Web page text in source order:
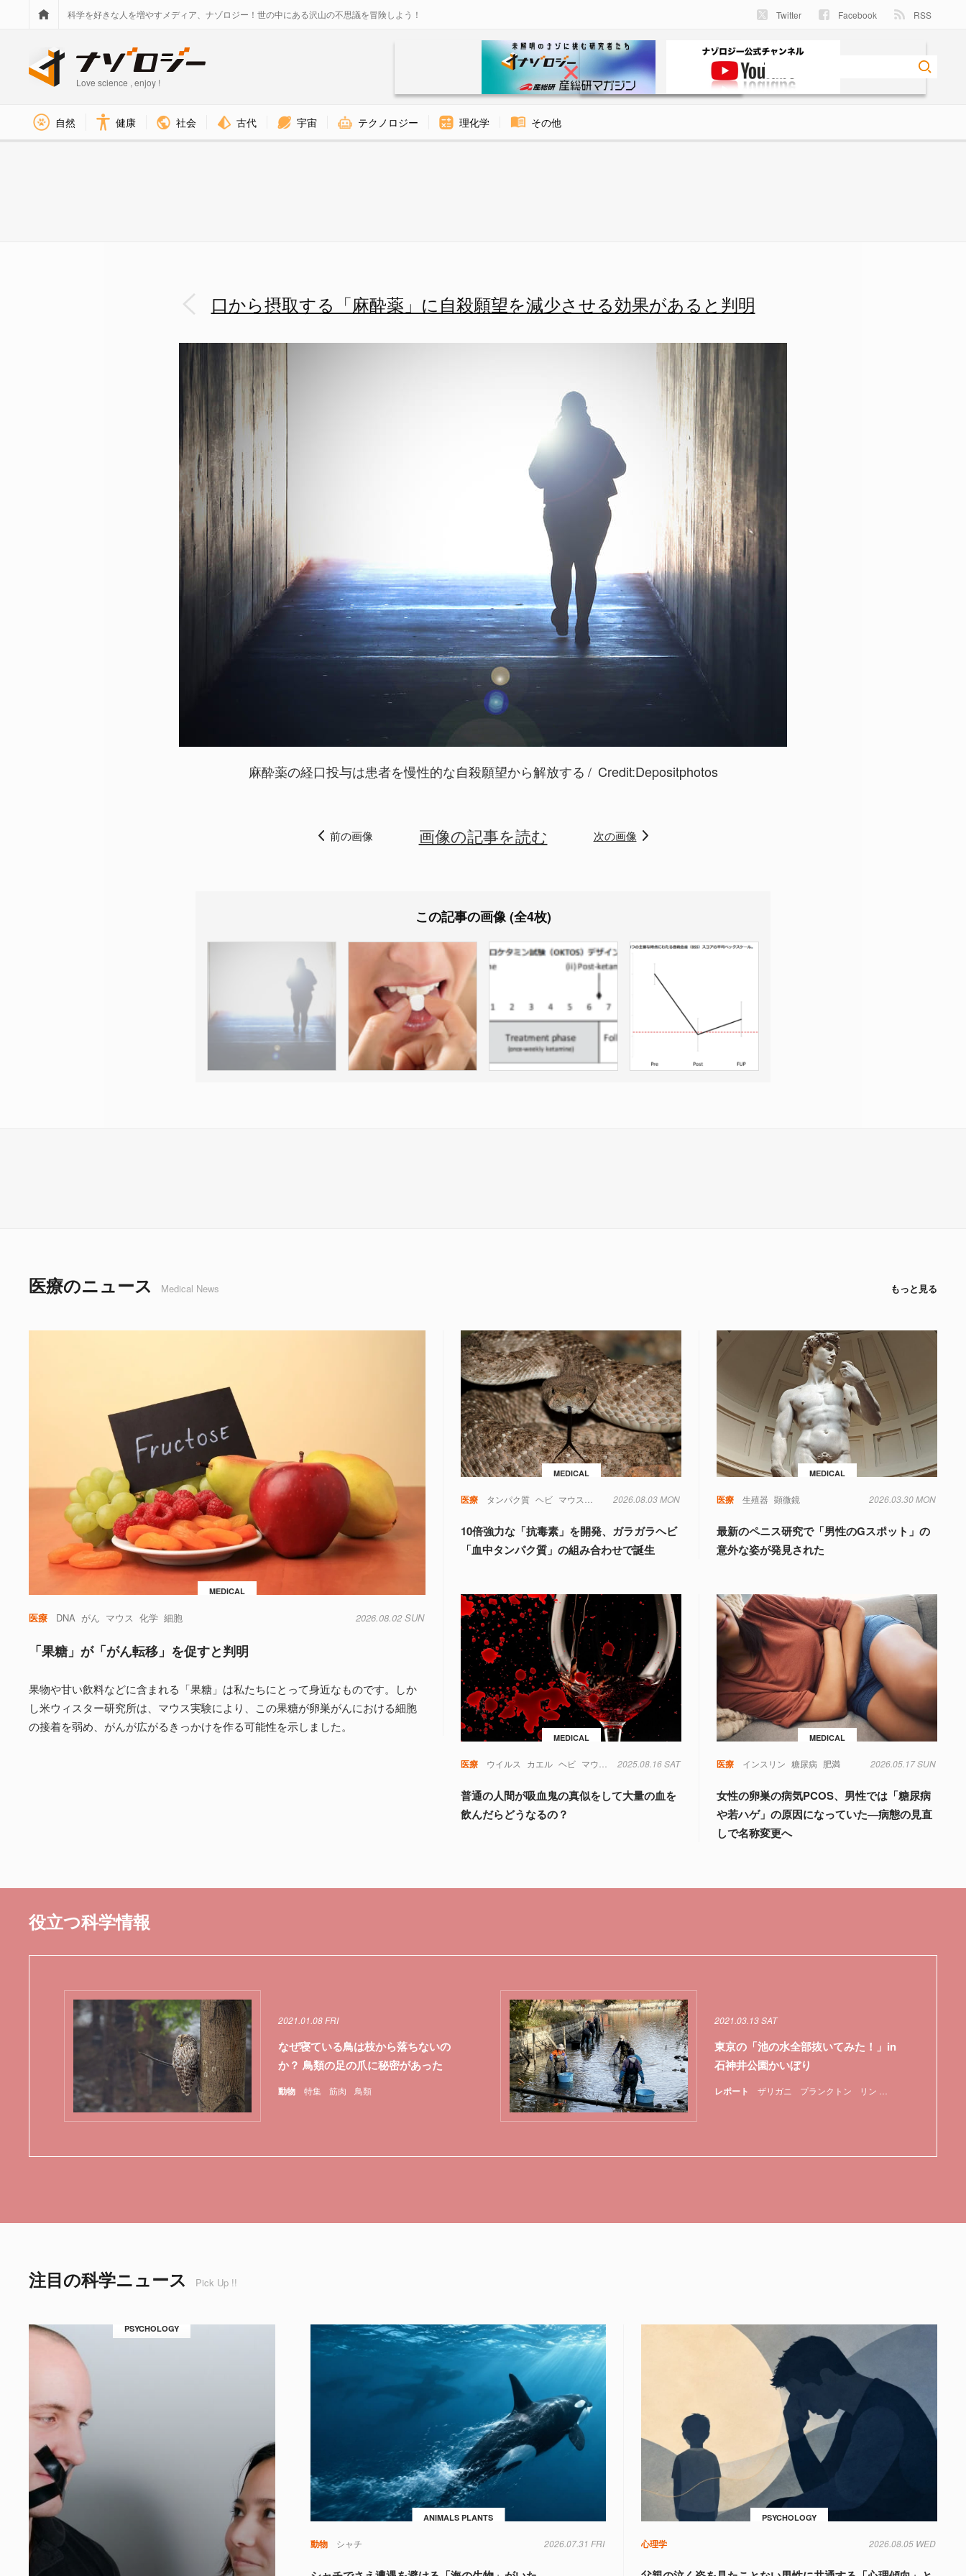
科学を好きな人を増やすメディア、ナゾロジー！世の中にある沢山の不思議を冒険しよう！ Twitter Facebook RSS
Love science , enjoy !
自然 健康 社会 古代 宇宙 テクノロジー 理化学 その他
口から摂取する「麻酔薬」に自殺願望を減少させる効果があると判明
麻酔薬の経口投与は患者を慢性的な自殺願望から解放する Credit:Depositphotos
前の画像 画像の記事を読む 次の画像
この記事の画像 (全4枚)
医療のニュース Medical News もっと見る
MEDICAL
医療 DNA がん マウス 化学 細胞 2026.08.02 SUN
「果糖」が「がん転移」を促すと判明
果物や甘い飲料などに含まれる「果糖」は私たちにとって身近なものです。しか
し米ウィスター研究所は、マウス実験により、この果糖が卵巣がんにおける細胞
の接着を弱め、がんが広がるきっかけを作る可能性を示しました。
MEDICAL
医療 タンパク質 ヘビ マウス 実験 毒 遺伝子
2026.08.03 MON
10倍強力な「抗毒素」を開発、ガラガラヘビ
「血中タンパク質」の組み合わせで誕生
MEDICAL
医療 生殖器 顕微鏡 2026.03.30 MON
最新のペニス研究で「男性のGスポット」の
意外な姿が発見された
MEDICAL
医療 ウイルス カエル ヘビ マウス 免疫 毒 糖尿病 遺伝子
2025.08.16 SAT
普通の人間が吸血鬼の真似をして大量の血を
飲んだらどうなるの？
MEDICAL
医療 インスリン 糖尿病 肥満 2026.05.17 SUN
女性の卵巣の病気PCOS、男性では「糖尿病
や若ハゲ」の原因になっていた―病態の見直
しで名称変更へ
役立つ科学情報
動物 特集 筋肉 鳥類
2021.01.08 FRI
なぜ寝ている鳥は枝から落ちないの
か？ 鳥類の足の爪に秘密があった
レポート ザリガニ プランクトン リン
2021.03.13 SAT
東京の「池の水全部抜いてみた！」in
石神井公園かいぼり
注目の科学ニュース Pick Up !!
PSYCHOLOGY
ANIMALS PLANTS
動物 シャチ 2026.07.31 FRI
PSYCHOLOGY
心理学 2026.08.05 WED